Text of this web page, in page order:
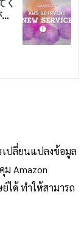
เปลี่ยนแปลงข้อมูล
ม Amazon
ได้ ทำให้สามารถ